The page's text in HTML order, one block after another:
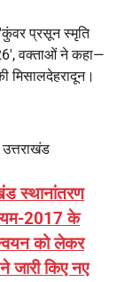
'कुंवर प्रसून स्मृति
वक्ताओं ने कहा—
मिसालदेहरादून।
उत्तराखंड
स्थानांतरण
2017 के
को लेकर
जारी किए नए